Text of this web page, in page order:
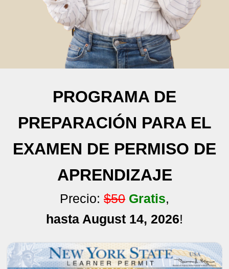
PROGRAMA DE
PREPARACIÓN PARA EL
EXAMEN DE PERMISO DE
APRENDIZAJE
Precio: $50 Gratis,
hasta August 14, 2026!